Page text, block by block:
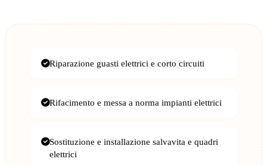
Riparazione guasti elettrici e corto circuiti
Rifacimento e messa a norma impianti elettrici
Sostituzione e installazione salvavita e quadri
elettrici